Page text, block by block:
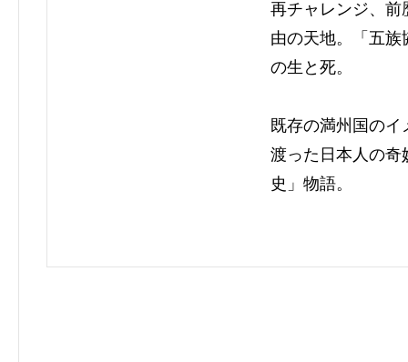
再チャレンジ、前
由の天地。「五
の生と死。
既存の満州国の
渡った日本人の奇
史」物語。